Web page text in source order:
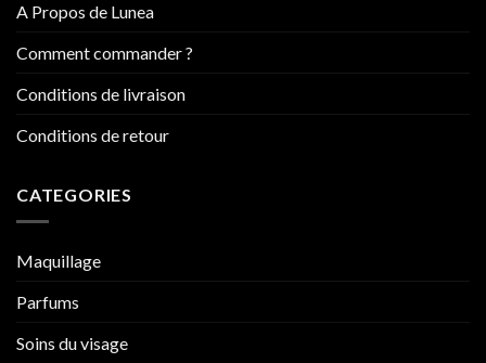
A Propos de Lunea
Comment commander ?
Conditions de livraison
Conditions de retour
CATEGORIES
Maquillage
Parfums
Soins du visage